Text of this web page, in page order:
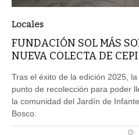
Locales
FUNDACIÓN SOL MÁS
NUEVA COLECTA DE
Tras el éxito de la edición 2025,
punto de recolección para poder
la comunidad del Jardín de
Bosco.